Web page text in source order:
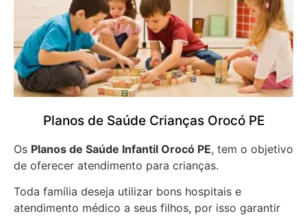
Planos de Saúde Crianças Orocó PE
Os Planos de Saúde Infantil Orocó PE, tem o objetivo
de oferecer atendimento para crianças.
Toda família deseja utilizar bons hospitais e
atendimento médico a seus filhos, por isso garantir